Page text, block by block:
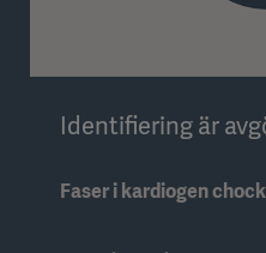
Identifiering är
Faser i kardiogen chock